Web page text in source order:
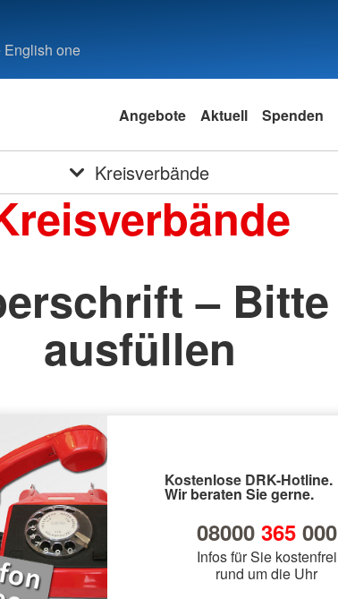
English one
Angebote Aktuell Spenden
Kreisverbände
– Bitte
ausfüllen
Kostenlose DRK-Hotline.
Wir beraten Sie gerne.
08000 365000
Infos für Sie kostenfrei
rund um die Uhr